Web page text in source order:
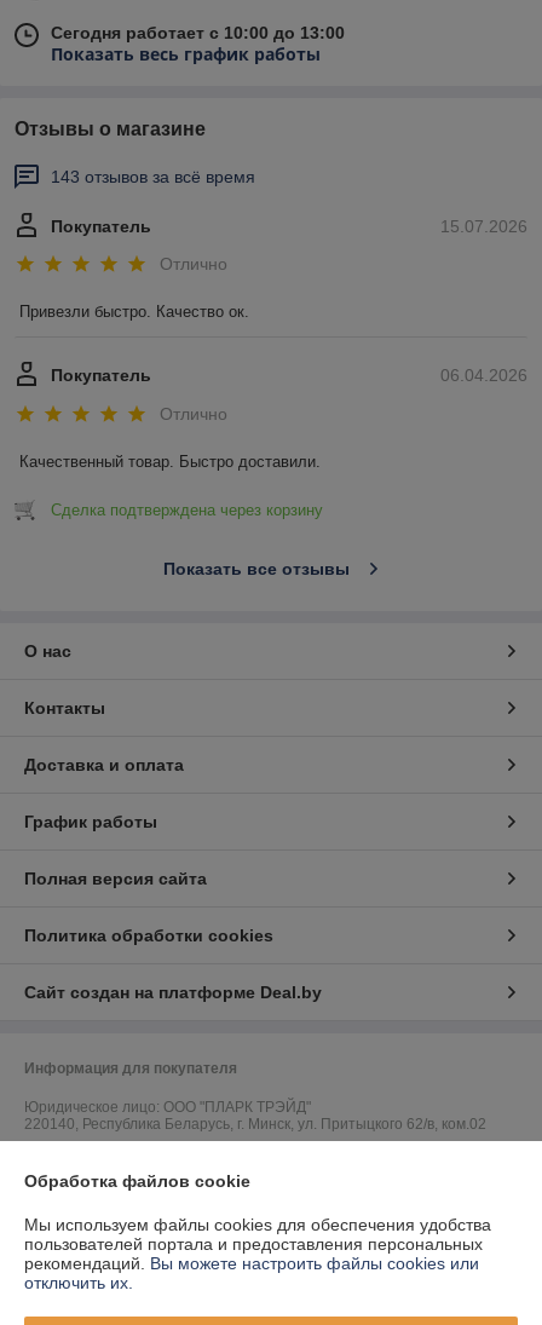
Сегодня работает с 10:00 до 13:00
Показать весь график работы
Отзывы о магазине
143 отзывов за всё время
15.07.2026
Покупатель
Отлично
Привезли быстро. Качество ок.
06.04.2026
Покупатель
Отлично
Качественный товар. Быстро доставили.
Сделка подтверждена через корзину
Показать все отзывы
О нас
Контакты
Доставка и оплата
График работы
Полная версия сайта
Политика обработки cookies
Сайт создан на платформе Deal.by
Информация для покупателя
Юридическое лицо: ООО "ПЛАРК ТРЭЙД"
220140, Республика Беларусь, г. Минск, ул. Притыцкого 62/в, ком.02
Регистрационный орган: Администрация Фрунзенского района г.
Обработка файлов cookie
Мы используем файлы cookies для обеспечения удобства
пользователей портала и предоставления персональных
рекомендаций. Вы можете настроить файлы cookies или
отключить их.